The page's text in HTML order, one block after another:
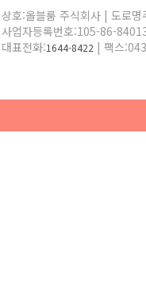
상호:올블룸 주식회사 | 도로
사업자등록번호:105-86-
대표전화:1644-8422 | 팩스